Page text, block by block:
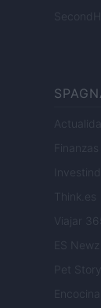
Think.es
Viajar 365
ES Newz
Pet Story
Encocina